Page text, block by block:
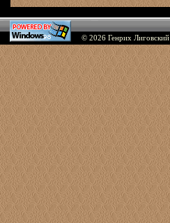
© 2026 Генрих Лиговский